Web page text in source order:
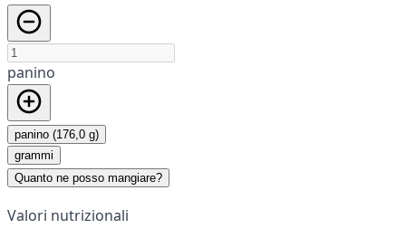
panino
panino (176,0 g)
grammi
Quanto ne posso mangiare?
Valori nutrizionali